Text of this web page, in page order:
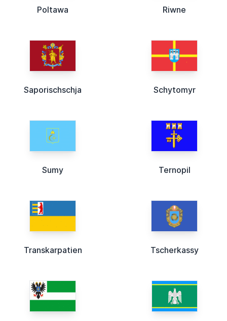
Poltawa Riwne
Saporischschja Schytomyr
Sumy Ternopil
Transkarpatien Tscherkassy